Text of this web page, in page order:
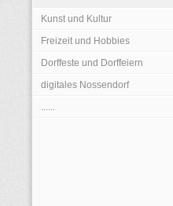
Kunst und Kultur
Freizeit und Hobbies
Dorffeste und Dorffeiern
digitales Nossendorf
......